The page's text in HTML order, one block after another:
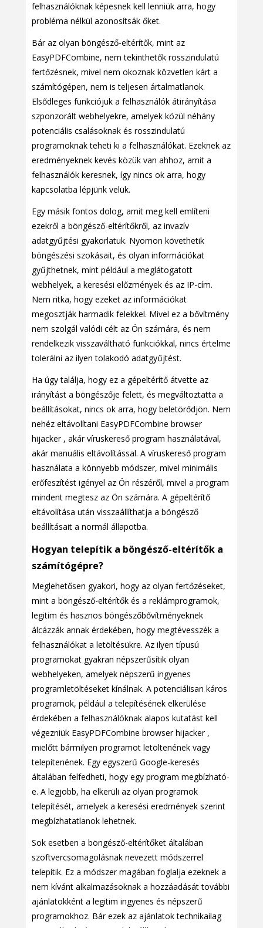
felhasználóknak képesnek kell lenniük arra, hogy
probléma nélkül azonosítsák őket.
Bár az olyan böngésző-eltérítők, mint az
EasyPDFCombine, nem tekinthetők rosszindulatú
fertőzésnek, mivel nem okoznak közvetlen kárt a
számítógépen, nem is teljesen ártalmatlanok.
Elsődleges funkciójuk a felhasználók átirányítása
szponzorált webhelyekre, amelyek közül néhány
potenciális csalásoknak és rosszindulatú
programoknak teheti ki a felhasználókat. Ezeknek az
eredményeknek kevés közük van ahhoz, amit a
felhasználók keresnek, így nincs ok arra, hogy
kapcsolatba lépjünk velük.
Egy másik fontos dolog, amit meg kell említeni
ezekről a böngésző-eltérítőkről, az invazív
adatgyűjtési gyakorlatuk. Nyomon követhetik
böngészési szokásait, és olyan információkat
gyűjthetnek, mint például a meglátogatott
webhelyek, a keresési előzmények és az IP-cím.
Nem ritka, hogy ezeket az információkat
megosztják harmadik felekkel. Mivel ez a bővítmény
nem szolgál valódi célt az Ön számára, és nem
rendelkezik visszaváltható funkciókkal, nincs értelme
tolerálni az ilyen tolakodó adatgyűjtést.
Ha úgy találja, hogy ez a gépeltérítő átvette az
irányítást a böngészője felett, és megváltoztatta a
beállításokat, nincs ok arra, hogy beletörődjön. Nem
nehéz eltávolítani EasyPDFCombine browser
hijacker , akár víruskereső program használatával,
akár manuális eltávolítással. A víruskereső program
használata a könnyebb módszer, mivel minimális
erőfeszítést igényel az Ön részéről, mivel a program
mindent megtesz az Ön számára. A gépeltérítő
eltávolítása után visszaállíthatja a böngésző
beállításait a normál állapotba.
Hogyan telepítik a böngésző-eltérítők a
számítógépre?
Meglehetősen gyakori, hogy az olyan fertőzéseket,
mint a böngésző-eltérítők és a reklámprogramok,
legitim és hasznos böngészőbővítményeknek
álcázzák annak érdekében, hogy megtévesszék a
felhasználókat a letöltésükre. Az ilyen típusú
programokat gyakran népszerűsítik olyan
webhelyeken, amelyek népszerű ingyenes
programletöltéseket kínálnak. A potenciálisan káros
programok, például a telepítésének elkerülése
érdekében a felhasználóknak alapos kutatást kell
végezniük EasyPDFCombine browser hijacker ,
mielőtt bármilyen programot letöltenének vagy
telepítenének. Egy egyszerű Google-keresés
általában felfedheti, hogy egy program megbízható-
e. A legjobb, ha elkerüli az olyan programok
telepítését, amelyek a keresési eredmények szerint
megbízhatatlanok lehetnek.
Sok esetben a böngésző-eltérítőket általában
szoftvercsomagolásnak nevezett módszerrel
telepítik. Ez a módszer magában foglalja ezeknek a
nem kívánt alkalmazásoknak a hozzáadását további
ajánlatokként a legitim ingyenes és népszerű
programokhoz. Bár ezek az ajánlatok technikailag